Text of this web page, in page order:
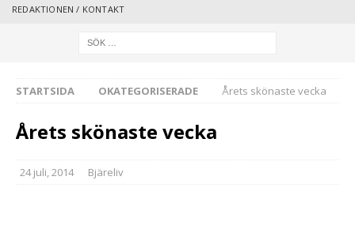
REDAKTIONEN / KONTAKT
STARTSIDA OKATEGORISERADE Årets skönaste vecka
Årets skönaste vecka
24 juli, 2014 Bjäreliv